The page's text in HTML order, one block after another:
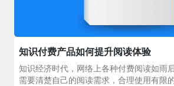
知识付费产品如何提升阅读体验
知识经济时代，网络上各种付费阅读如雨
需要清楚自己的阅读需求，合理使用有限